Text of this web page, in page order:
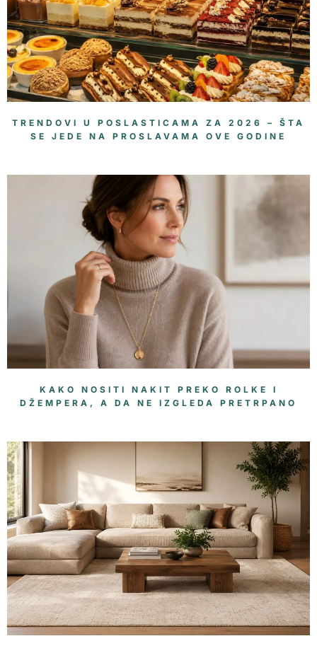
TRENDOVI U POSLASTICAMA ZA 2026 – ŠTA
SE JEDE NA PROSLAVAMA OVE GODINE
KAKO NOSITI NAKIT PREKO ROLKE I
DŽEMPERA, A DA NE IZGLEDA PRETRPANO